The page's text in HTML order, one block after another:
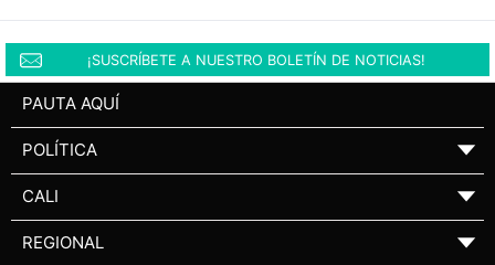
¡SUSCRÍBETE A NUESTRO BOLETÍN DE NOTICIAS!
PAUTA AQUÍ
POLÍTICA ▼
CALI ▼
REGIONAL ▼